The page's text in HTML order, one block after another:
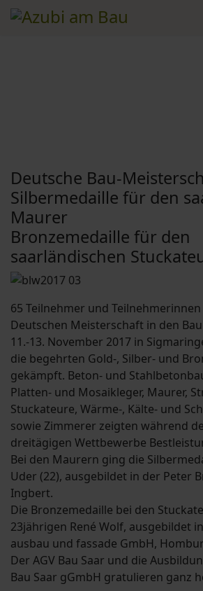
Deutsche Bau-
Silbermedaille für den
Maurer
Bronzemedaille für den
saarländischen
65 Teilnehmer und
Deutschen Meisterschaft in den
11.-13. November 2017 in
die begehrten Gold-, Silber- und
gekämpft. Beton- und
Platten- und Mosaikleger, Maurer,
Stuckateure, Wärme-, Kälte- und
sowie Zimmerer zeigten während
dreitägigen Wettbewerbe
Bei den Maurern ging die
Uder (22), ausgebildet in der Peter
Ingbert.
Die Bronzemedaille bei den
23jährigen René Wolf, ausgebildet
ausbau und fassade GmbH,
Der AGV Bau Saar und die
Bau Saar gGmbH gratulieren ganz